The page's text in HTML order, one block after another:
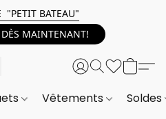
"PETIT BATEAU"
MAINTENANT!
Vêtements Soldes